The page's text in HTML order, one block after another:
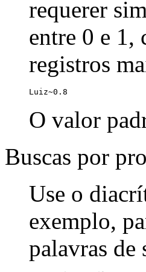
requerer
entre 0 e 1,
registros
Luiz~0.8
O valor
Buscas por
Use o
exemplo,
palavras de